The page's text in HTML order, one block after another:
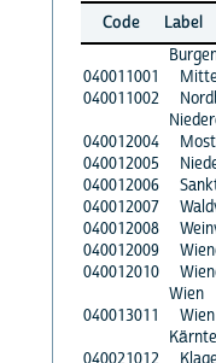
Code
Label
040011001
040011002
040012004
040012005
040012006
040012007
040012008
040012009
040012010
Wien
040013011
Wien